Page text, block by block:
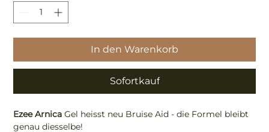
In den Warenkorb
Sofortkauf
Ezee Arnica Gel heisst neu Bruise Aid - die Formel bleibt
genau diesselbe!